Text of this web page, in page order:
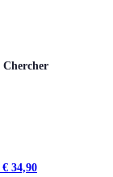
Chercher
€ 34,90